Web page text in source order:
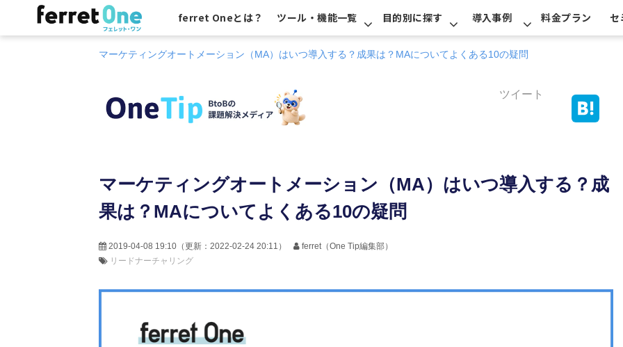
ferret Oneとは？ ツール・機能一覧 目的別に探す 導入事例 料金プラン セ
マーケティングオートメーション（MA）はいつ導入する？成果は？MAについてよくある10の疑問
ツイート
マーケティングオートメーション（MA）はいつ導入する？成
果は？MAについてよくある10の疑問
2019-04-08 19:10 （更新： 2022-02-24 20:11 ）
ferret（One Tip編集部）
リードナーチャリング